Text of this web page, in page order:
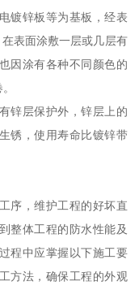
镀锌板等为基板，经表
表面涂敷一层或几层有
因涂有各种不同颜色的
锌层保护外，锌层上的
锈，使用寿命比镀锌带
序，维护工程的好坏直
整体工程的防水性能及
程中应掌握以下施工要
方法，确保工程的外观